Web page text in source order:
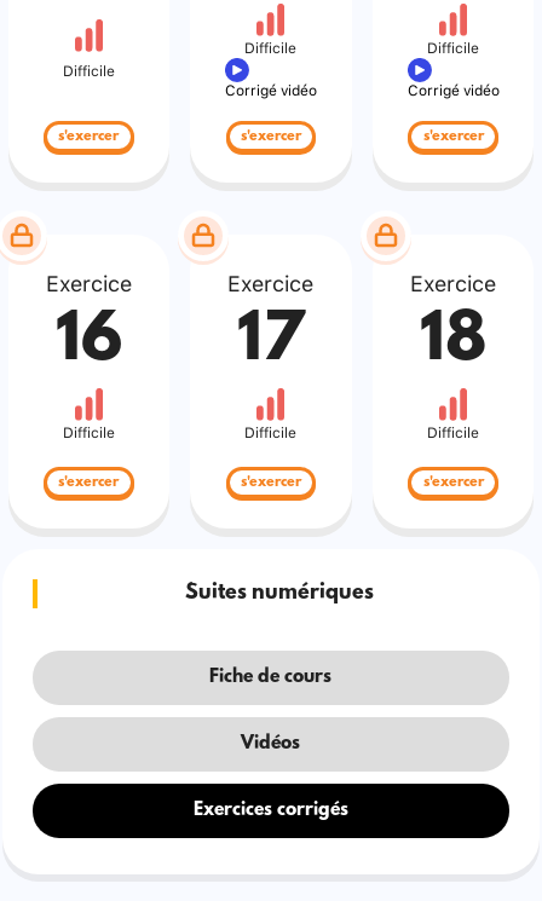
Difficile
s'exercer
Difficile
Corrigé vidéo
s'exercer
Difficile
Corrigé vidéo
s'exercer
Exercice
16
Difficile
s'exercer
Exercice
17
Difficile
s'exercer
Exercice
18
Difficile
s'exercer
Suites numériques
Fiche de cours
Vidéos
Exercices corrigés